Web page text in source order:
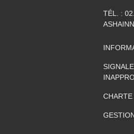
TÉL. :